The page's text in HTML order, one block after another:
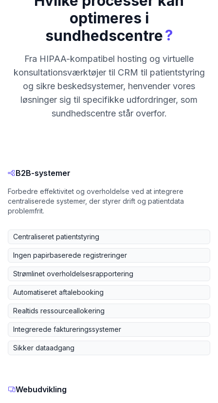
optimeres i
sundhedscentre?
Fra HIPAA-kompatibel hosting og virtuelle
konsultationsværktøjer til CRM til patientstyring
og sikre beskedsystemer, henvender vores
løsninger sig til specifikke udfordringer, som
sundhedscentre står overfor.
B2B-systemer
Forbedre effektivitet og overholdelse ved at integrere
centraliserede systemer, der styrer drift og patientdata
problemfrit.
Centraliseret patientstyring
Ingen papirbaserede registreringer
Strømlinet overholdelsesrapportering
Automatiseret aftalebooking
Realtids ressourceallokering
Integrerede faktureringssystemer
Sikker dataadgang
Webudvikling